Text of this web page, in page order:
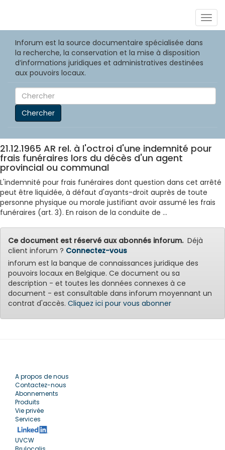
Inforum est la source documentaire spécialisée dans
la recherche, la conservation et la mise à disposition
d’informations juridiques et administratives destinées
aux pouvoirs locaux.
Chercher
21.12.1965 AR rel. à l'octroi d'une indemnité pour
frais funéraires lors du décès d'un agent
provincial ou communal
L'indemnité pour frais funéraires dont question dans cet arrêté
peut être liquidée, à défaut d'ayants-droit auprès de toute
personne physique ou morale justifiant avoir assumé les frais
funéraires (art. 3). En raison de la conduite de ...
Ce document est réservé aux abonnés inforum.Déjà
client inforum ? Connectez-vous
inforum est la banque de connaissances juridique des
pouvoirs locaux en Belgique. Ce document ou sa
description - et toutes les données connexes à ce
document - est consultable dans inforum moyennant un
contrat d'accès. Cliquez ici pour vous abonner
A propos de nous
Contactez-nous
Abonnements
Produits
Vie privée
Services
UVCW